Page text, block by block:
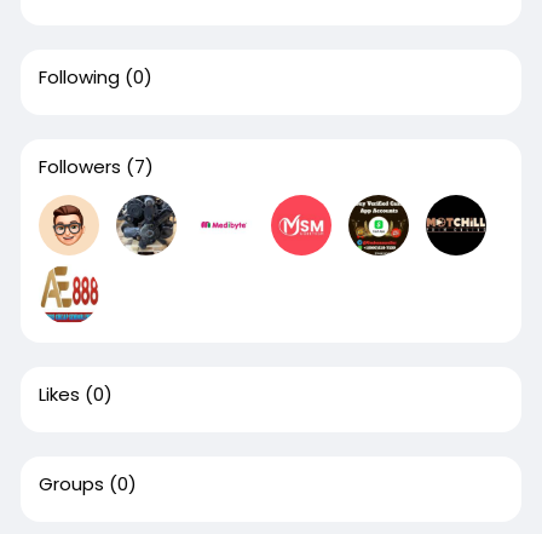
Following (0)
Followers (7)
Likes (0)
Groups (0)